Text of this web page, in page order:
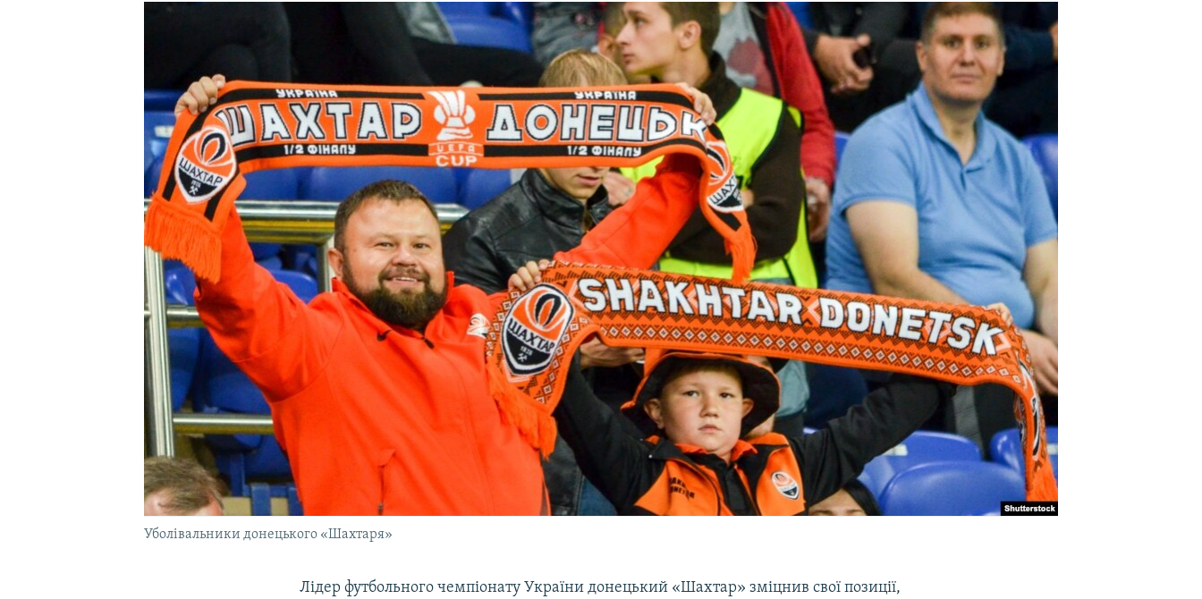
Уболівальники донецького «Шахтаря»
Лідер футбольного чемпіонату України донецький «Шахтар» зміцнив свої позиції,